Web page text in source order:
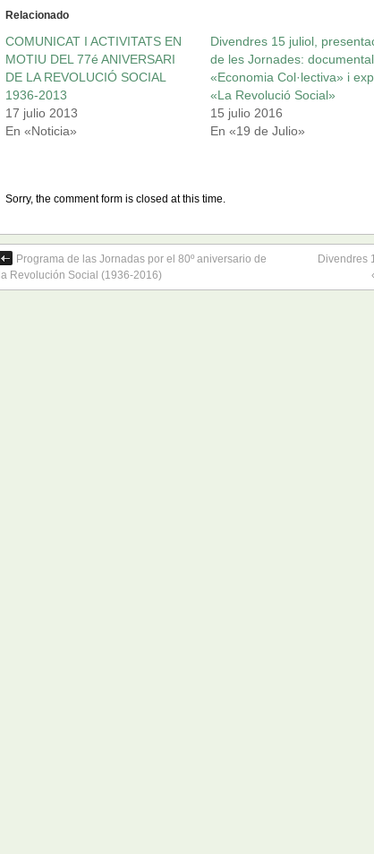
Relacionado
COMUNICAT I ACTIVITATS EN
MOTIU DEL 77é ANIVERSARI
DE LA REVOLUCIÓ SOCIAL
1936-2013
17 julio 2013
En «Noticia»
Divendres 15 juliol,
de les Jornades: documental
«Economia Col·lectiva» i
«La Revolució Social»
15 julio 2016
En «19 de Julio»
Sorry, the comment form is closed at this time.
Programa de las Jornadas por el 80º aniversario de
la Revolución Social (1936-2016)
Divendres